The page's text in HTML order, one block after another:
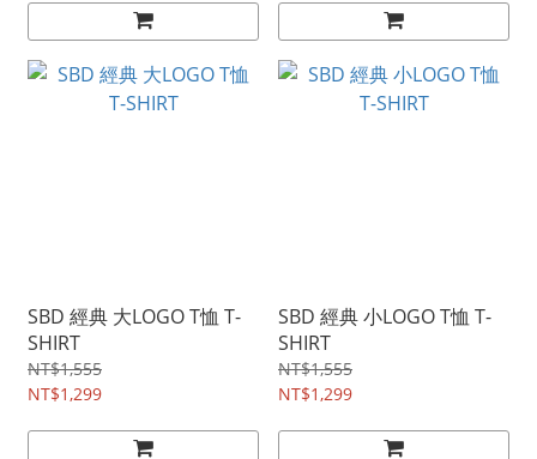
SBD 經典 大LOGO T恤 T-
SHIRT
NT$1,555
NT$1,299
SBD 經典 小LOGO T恤 T-
SHIRT
NT$1,555
NT$1,299